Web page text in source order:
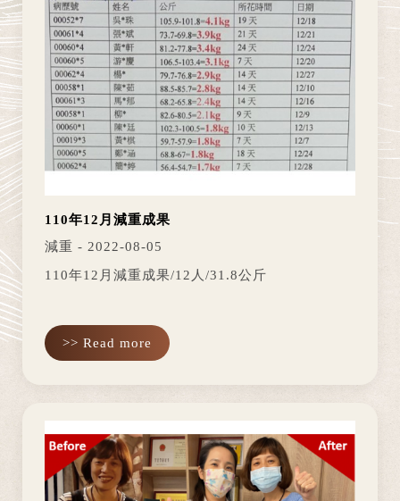
110年12月減重成果
減重 - 2022-08-05
110年12月減重成果/12人/31.8公斤
>> Read more